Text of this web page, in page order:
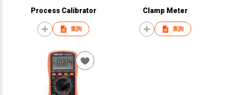
Process Calibrator
查詢
Clamp Meter
查詢